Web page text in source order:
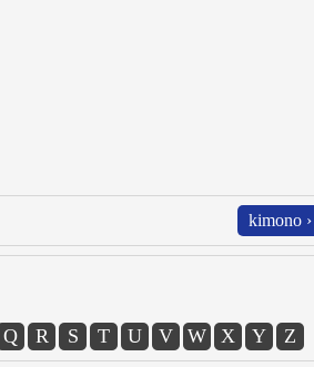
kimono ›
Q R S T U V W X Y Z